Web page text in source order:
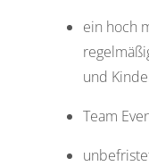
ein hoch
und
Team